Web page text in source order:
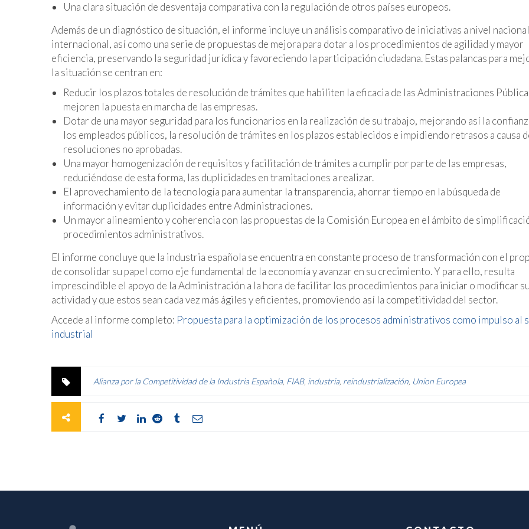
Una clara situación de desventaja comparativa con la regulación de otros países europeos.
Además de un diagnóstico de situación, el informe incluye un análisis comparativo de iniciativas a nivel
internacional, así como una serie de propuestas de mejora para dotar a los procedimientos de agilidad y mayor
eficiencia, preservando la seguridad jurídica y favoreciendo la participación ciudadana. Estas palancas para
la situación se centran en:
Reducir los plazos totales de resolución de trámites que habiliten la eficacia de las Administraciones
mejoren la puesta en marcha de las empresas.
Dotar de una mayor seguridad para los funcionarios en la realización de su trabajo, mejorando así la
los empleados públicos, la resolución de trámites en los plazos establecidos e impidiendo retrasos a causa
resoluciones no aprobadas.
Una mayor homogenización de requisitos y facilitación de trámites a cumplir por parte de las empresas,
reduciéndose de esta forma, las duplicidades en tramitaciones a realizar.
El aprovechamiento de la tecnología para aumentar la transparencia, ahorrar tiempo en la búsqueda de
información y evitar duplicidades entre Administraciones.
Un mayor alineamiento y coherencia con las propuestas de la Comisión Europea en el ámbito de
procedimientos administrativos.
El informe concluye que la industria española se encuentra en constante proceso de transformación con el
de consolidar su papel como eje fundamental de la economía y avanzar en su crecimiento. Y para ello, resulta
imprescindible el apoyo de la Administración a la hora de facilitar los procedimientos para iniciar o modificar su
actividad y que estos sean cada vez más ágiles y eficientes, promoviendo así la competitividad del sector.
Accede al informe completo: Propuesta para la optimización de los procesos administrativos como impulso al
industrial
Alianza por la Competitividad de la Industria Española FIAB, industria reindustrialización Union Europea